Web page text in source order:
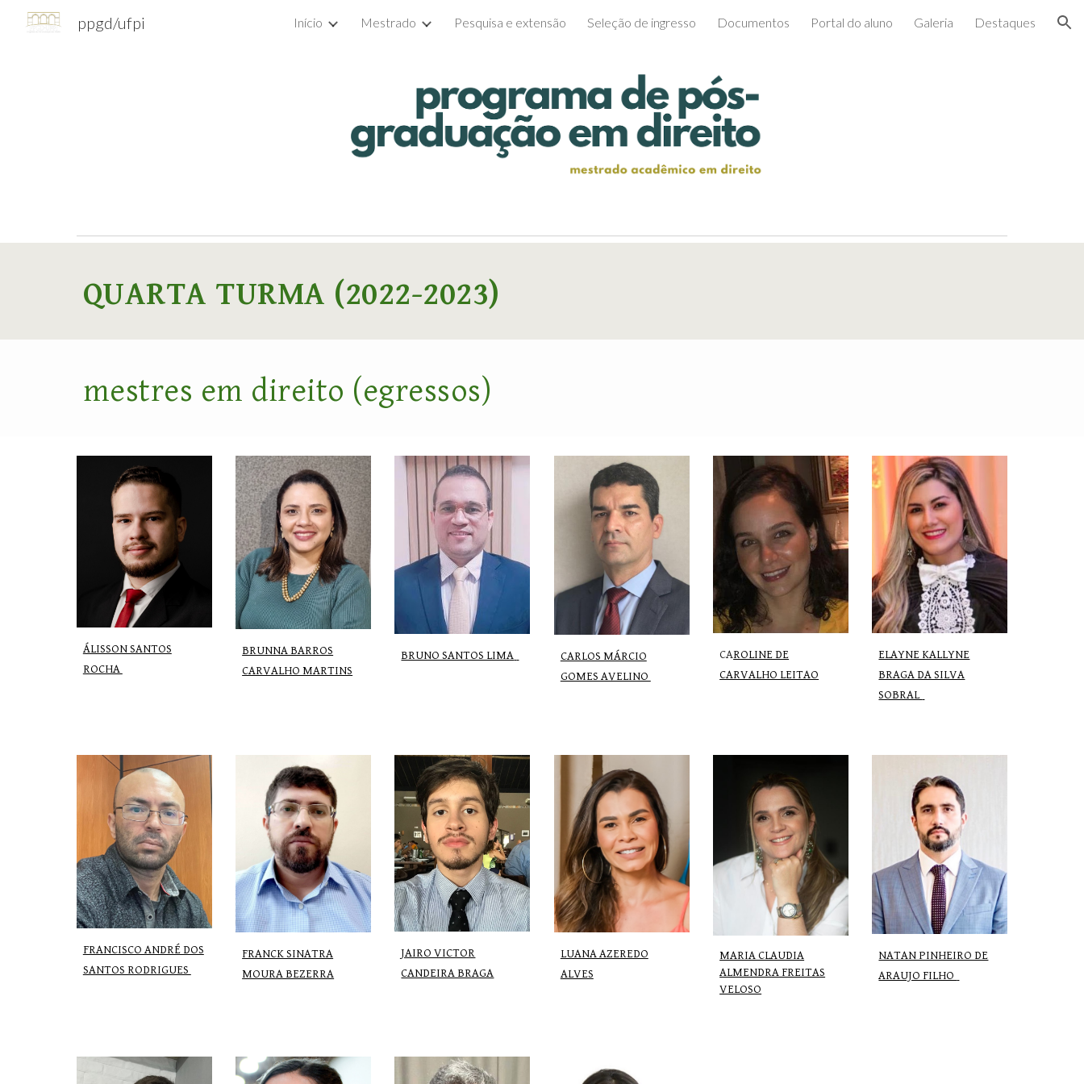
Skip to main content Skip to navigation
ppgd/ufpi Início Mestrado Pesquisa e extensão Seleção de ingresso Documentos Portal do aluno Galeria Destaques
QUARTA TURMA (2022-2023)
mestres em direito (egressos)
ÁLISSON SANTOS
ROCHA
BRUNNA BARROS
CARVALHO MARTINS
BRUNO SANTOS LIMA
CARLOS MÁRCIO
GOMES AVELINO
CAROLINE DE
CARVALHO LEITAO
ELAYNE KALLYNE
BRAGA DA SILVA
SOBRAL
FRANCISCO ANDRÉ DOS
SANTOS RODRIGUES
FRANCK SINATRA
MOURA BEZERRA
JAIRO VICTOR
CANDEIRA BRAGA
LUANA AZEREDO
ALVES
MARIA CLAUDIA
ALMENDRA FREITAS
VELOSO
NATAN PINHEIRO DE
ARAUJO FILHO